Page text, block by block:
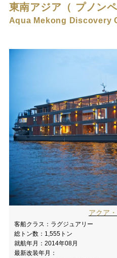
東南アジア（ プノン
Aqua Mekong Discovery
アクア
客船クラス： ラグジュアリー
総トン数： 1,555トン
就航年月： 2014年08月
最新改装年月：